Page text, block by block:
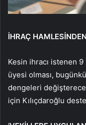
İHRAÇ
Kesin ihracı istenen
üyesi olması,
dengeleri
için Kılıçdaroğlu